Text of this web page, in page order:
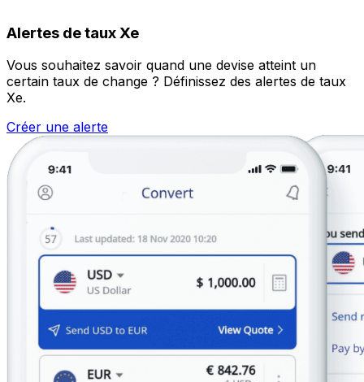
Alertes de taux Xe
Vous souhaitez savoir quand une devise atteint un
certain taux de change ? Définissez des alertes de taux
Xe.
Créer une alerte